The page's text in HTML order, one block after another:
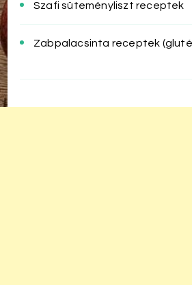
Szafi süteményliszt receptek
Zabpalacsinta receptek